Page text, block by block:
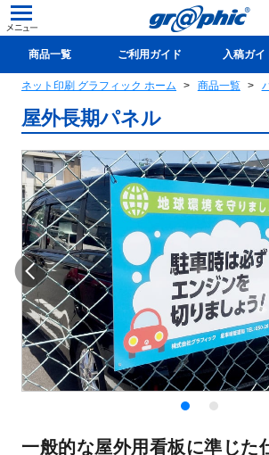
商品一覧 ご利用ガイド 入稿ガイ
新規会員登録(無料)
ネット印刷 グラフィック ホーム 商品一覧
屋外長期パネル
一般的な屋外用看板に準じた